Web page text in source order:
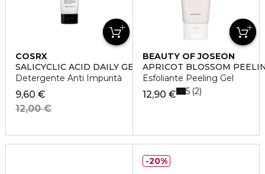
COSRX
SALICYCLIC ACID DAILY GENTLE CLEANSER
Detergente Anti Impurità
9,60 €
12,00 €
BEAUTY OF JOSEON
APRICOT BLOSSOM
Esfoliante Peeling Gel
12,90 € 5 2
20%